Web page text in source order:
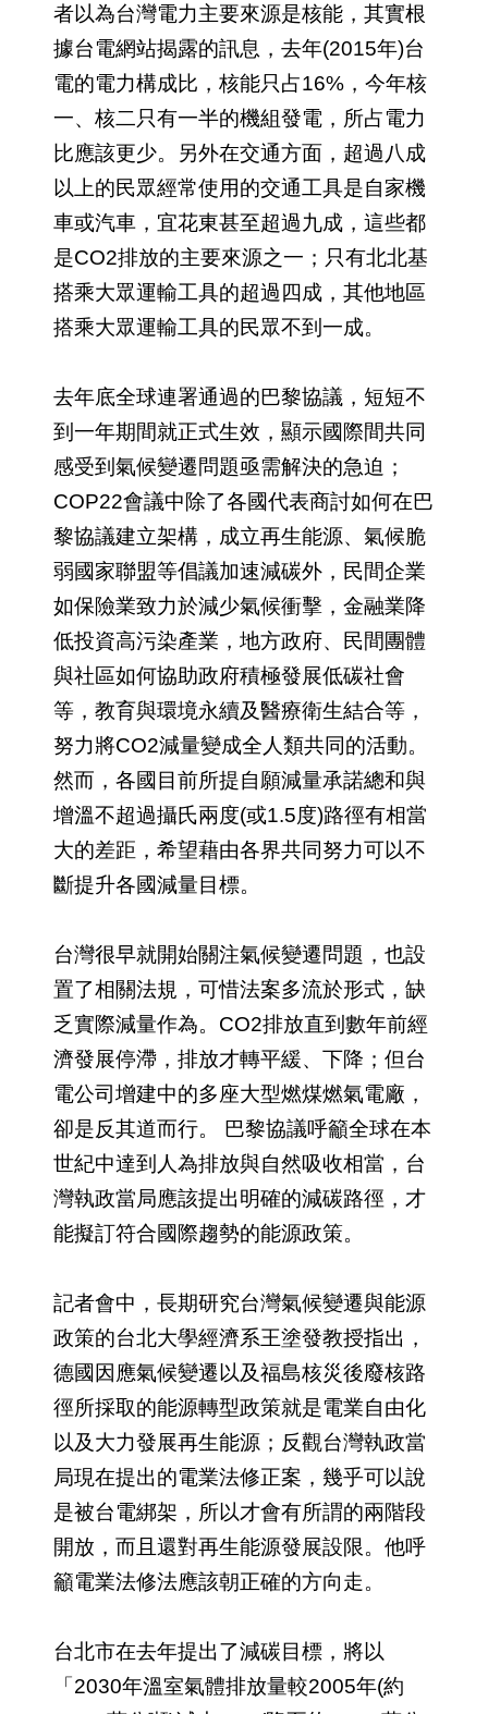
者以為台灣電力主要來源是核能，其實根
據台電網站揭露的訊息，去年(2015年)台
電的電力構成比，核能只占16%，今年核
一、核二只有一半的機組發電，所占電力
比應該更少。另外在交通方面，超過八成
以上的民眾經常使用的交通工具是自家機
車或汽車，宜花東甚至超過九成，這些都
是CO2排放的主要來源之一；只有北北基
搭乘大眾運輸工具的超過四成，其他地區
搭乘大眾運輸工具的民眾不到一成。
去年底全球連署通過的巴黎協議，短短不
到一年期間就正式生效，顯示國際間共同
感受到氣候變遷問題亟需解決的急迫；
COP22會議中除了各國代表商討如何在巴
黎協議建立架構，成立再生能源、氣候脆
弱國家聯盟等倡議加速減碳外，民間企業
如保險業致力於減少氣候衝擊，金融業降
低投資高污染產業，地方政府、民間團體
與社區如何協助政府積極發展低碳社會
等，教育與環境永續及醫療衛生結合等，
努力將CO2減量變成全人類共同的活動。
然而，各國目前所提自願減量承諾總和與
增溫不超過攝氏兩度(或1.5度)路徑有相當
大的差距，希望藉由各界共同努力可以不
斷提升各國減量目標。
台灣很早就開始關注氣候變遷問題，也設
置了相關法規，可惜法案多流於形式，缺
乏實際減量作為。CO2排放直到數年前經
濟發展停滯，排放才轉平緩、下降；但台
電公司增建中的多座大型燃煤燃氣電廠，
卻是反其道而行。 巴黎協議呼籲全球在本
世紀中達到人為排放與自然吸收相當，台
灣執政當局應該提出明確的減碳路徑，才
能擬訂符合國際趨勢的能源政策。
記者會中，長期研究台灣氣候變遷與能源
政策的台北大學經濟系王塗發教授指出，
德國因應氣候變遷以及福島核災後廢核路
徑所採取的能源轉型政策就是電業自由化
以及大力發展再生能源；反觀台灣執政當
局現在提出的電業法修正案，幾乎可以說
是被台電綁架，所以才會有所謂的兩階段
開放，而且還對再生能源發展設限。他呼
籲電業法修法應該朝正確的方向走。
台北市在去年提出了減碳目標，將以
「2030年溫室氣體排放量較2005年(約